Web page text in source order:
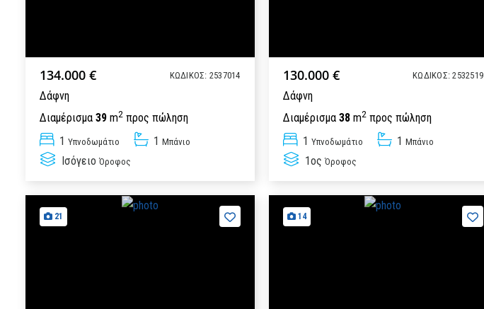
134.000 € ΚΩΔΙΚΟΣ: 2537014
Δάφνη
Διαμέρισμα 39 m2 προς πώληση
1 Υπνοδωμάτιo 1 Μπάνιο
Ισόγειο Όροφος
130.000 € ΚΩΔΙΚΟΣ: 2532519
Δάφνη
Διαμέρισμα 38m2προς πώληση
1 Υπνοδωμάτιo 1 Μπάνιο
1ος Όροφος
21 14